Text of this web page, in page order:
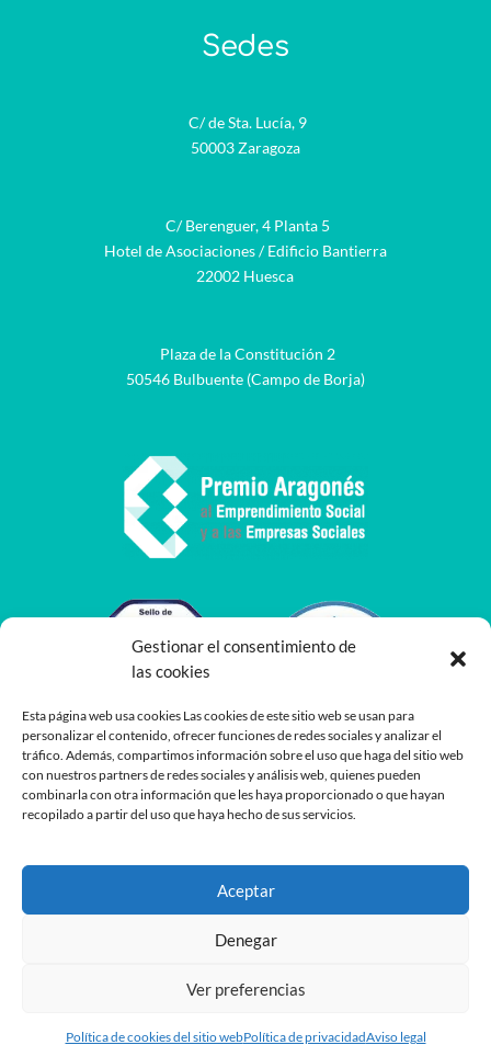
Gestionar el consentimiento de
las cookies
Esta página web usa cookies Las cookies de este sitio web se usan para
personalizar el contenido, ofrecer funciones de redes sociales y analizar el
tráfico. Además, compartimos información sobre el uso que haga del sitio web
con nuestros partners de redes sociales y análisis web, quienes pueden
combinarla con otra información que les haya proporcionado o que hayan
recopilado a partir del uso que haya hecho de sus servicios.
Aceptar
Denegar
Ver preferencias
Política de cookies del sitio webPolítica de privacidadAviso legal
Sedes
C/ de Sta. Lucía, 9
50003 Zaragoza
C/ Berenguer, 4 Planta 5
Hotel de Asociaciones / Edificio Bantierra
22002 Huesca
Plaza de la Constitución 2
50546 Bulbuente (Campo de Borja)
Desarrollado porPlaneayOshito